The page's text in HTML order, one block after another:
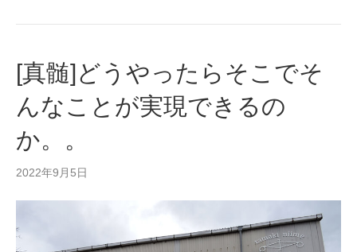
[真髄]どうやったらそこでそ
んなことが実現できるの
か。。
2022年9月5日